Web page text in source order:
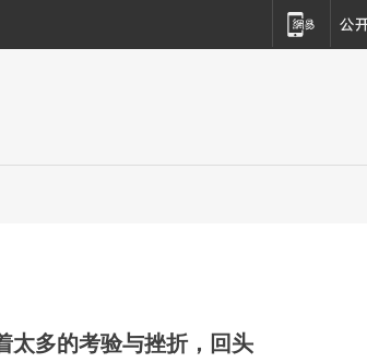
太多的考验与挫折，回头